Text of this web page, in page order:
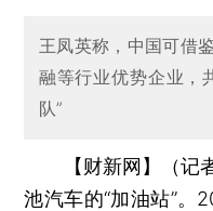
王凤英称，中国可借
融等行业优势企业，
队”
【财新网】（记
池汽车的“加油站”。